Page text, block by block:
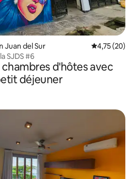
Juan del Sur Évaluation
4,75 (20)
SJDS #6
d'hôtes avec
déjeuner